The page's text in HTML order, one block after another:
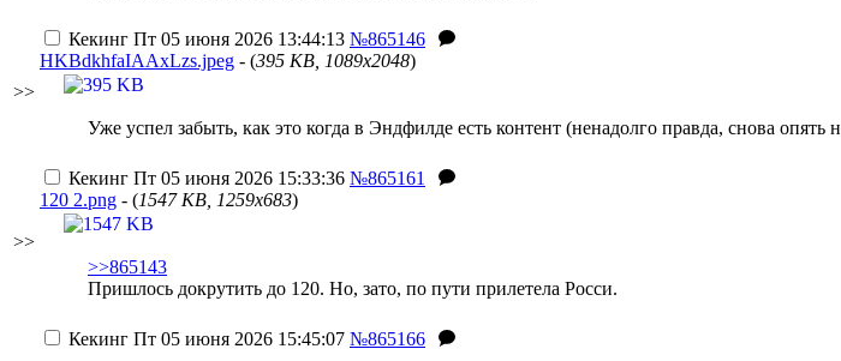
>>
Кекинг Пт 05 июня 2026 13:44:13 №865146
HKBdkhfaIAAxLzs.jpeg - (395 KB, 1089x2048)
Уже успел забыть, как это когда в Эндфилде есть контент (ненадолго правда, снова
>>
Кекинг Пт 05 июня 2026 15:33:36 №865161
120 2.png - (1547 KB, 1259x683)
>>865143
Пришлось докрутить до 120. Но, зато, по пути прилетела Росси.
Кекинг Пт 05 июня 2026 15:45:07 №865166